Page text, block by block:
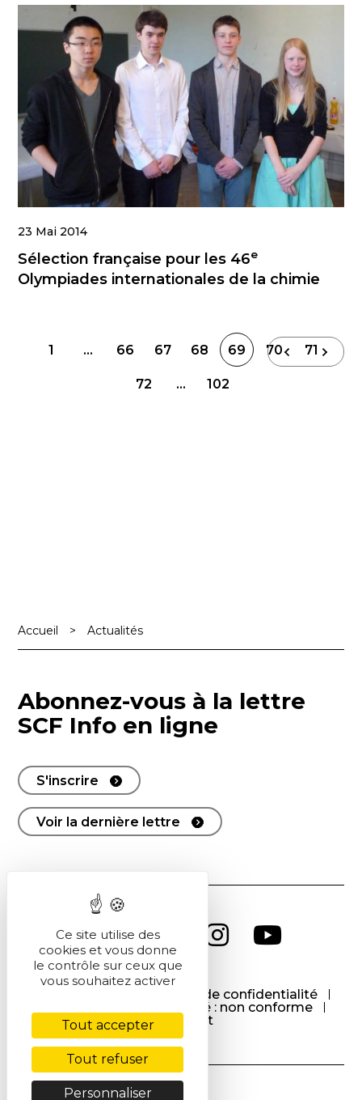
23 Mai 2014
Sélection française pour les 46e
Olympiades internationales de la chimie
Navigation
1 … 66 67 68 69 70 71
72 … 102
Accueil > Actualités
Abonnez-vous à la lettre
SCF Info en ligne
S'inscrire
Voir la dernière lettre
Politique de confidentialité
Accessibilité : non conforme
Contact
Ce site utilise des
cookies et vous donne
le contrôle sur ceux que
vous souhaitez activer
Tout accepter
Tout refuser
Personnaliser